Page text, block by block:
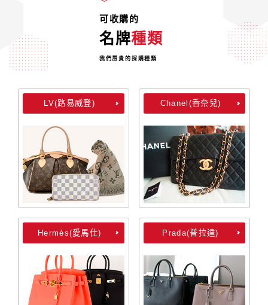
可收購的
名牌種類
我們昂貴的採購種類
LV(路易威登) Chanel(香奈兒)
Hermès(愛馬仕) Prada(普拉達)